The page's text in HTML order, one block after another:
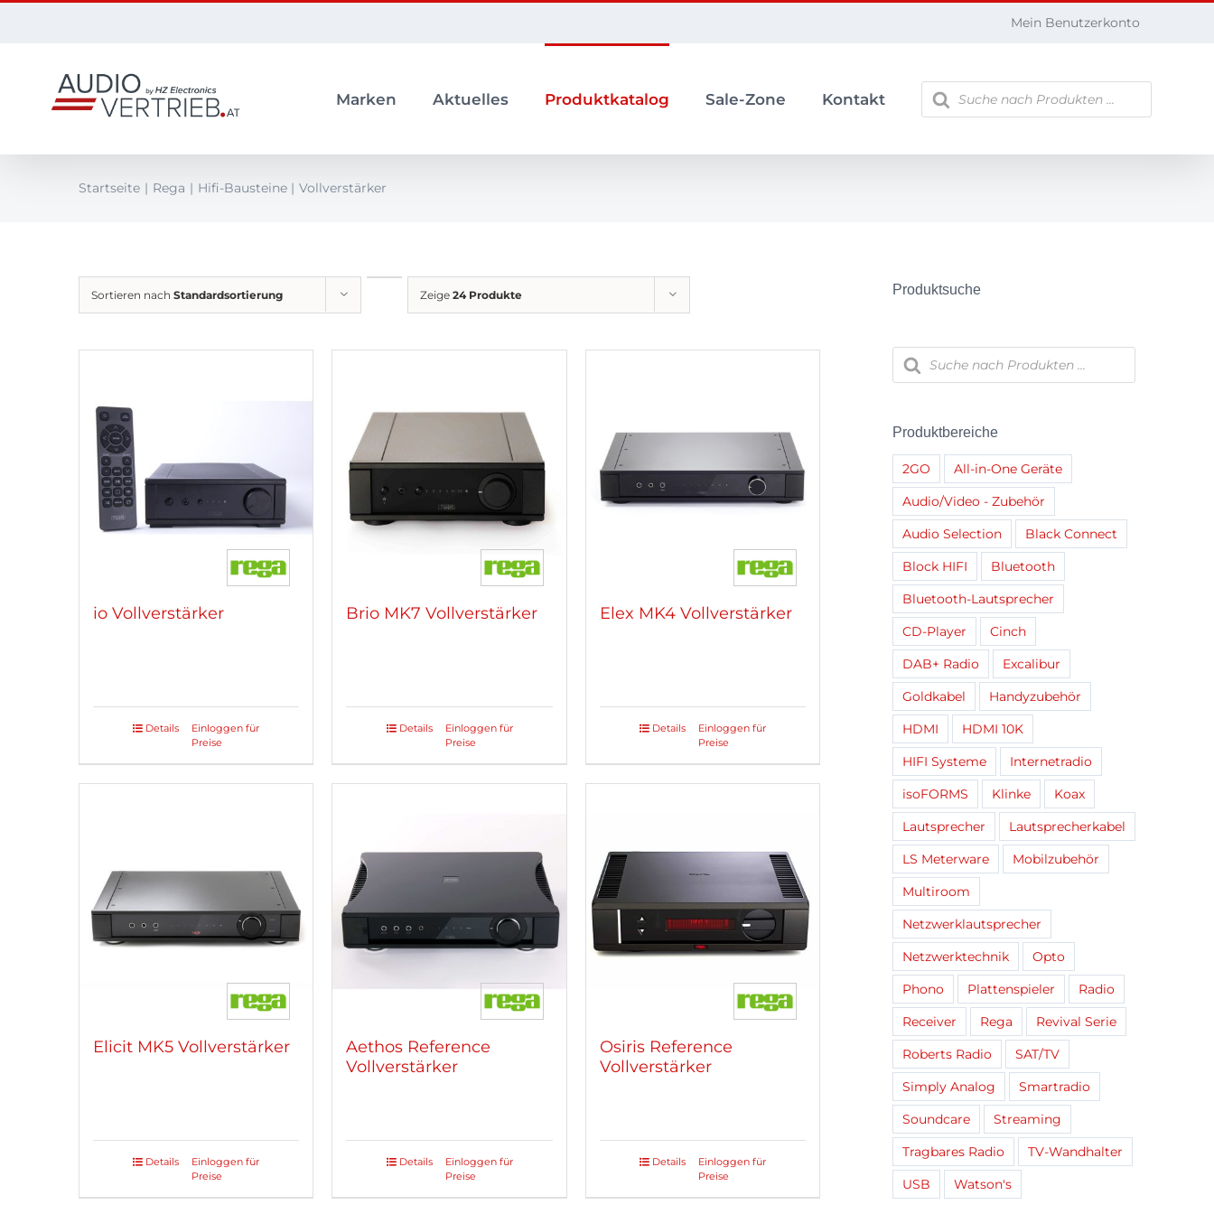
Mein Benutzerkonto
Marken Aktuelles Produktkatalog Sale-Zone Kontakt
Products
search
Startseite Rega Hifi-Bausteine Vollverstärker
Sortieren nach Standardsortierung Zeige 24 Produkte
io Vollverstärker
Einloggen für
Preise
Details
Brio MK7 Vollverstärker
Einloggen für
Preise
Details
Elex MK4 Vollverstärker
Einloggen für
Preise
Details
Elicit MK5 Vollverstärker
Einloggen für
Preise
Details
Aethos Reference
Vollverstärker
Einloggen für
Preise
Details
Osiris Reference
Vollverstärker
Einloggen für
Preise
Details
Produktsuche
Products
search
Produktbereiche
2GO
All-in-One Geräte
Audio/Video - Zubehör
Audio Selection
Black Connect
Block HIFI
Bluetooth
Bluetooth-Lautsprecher
CD-Player
Cinch
DAB+ Radio
Excalibur
Goldkabel
Handyzubehör
HDMI
HDMI 10K
HIFI Systeme
Internetradio
isoFORMS
Klinke
Koax
Lautsprecher
Lautsprecherkabel
LS Meterware
Mobilzubehör
Multiroom
Netzwerklautsprecher
Netzwerktechnik
Opto
Phono
Plattenspieler
Radio
Receiver
Rega
Revival Serie
Roberts Radio
SAT/TV
Simply Analog
Smartradio
Soundcare
Streaming
Tragbares Radio
TV-Wandhalter
USB
Watson's